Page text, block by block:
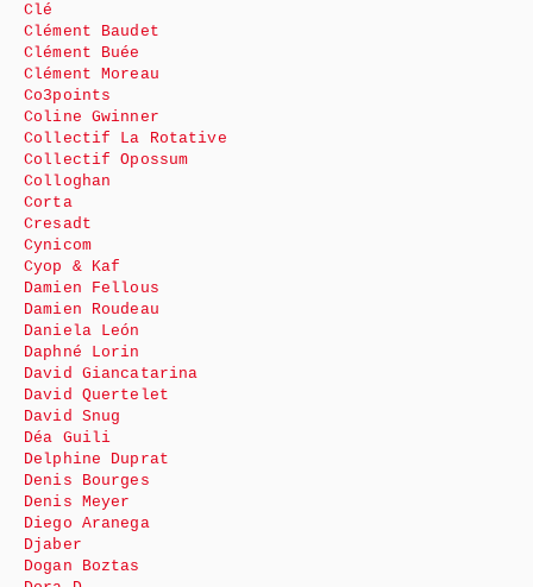
Clé
Clément Baudet
Clément Buée
Clément Moreau
Co3points
Coline Gwinner
Collectif La Rotative
Collectif Opossum
Colloghan
Corta
Cresadt
Cynicom
Cyop & Kaf
Damien Fellous
Damien Roudeau
Daniela León
Daphné Lorin
David Giancatarina
David Quertelet
David Snug
Déa Guili
Delphine Duprat
Denis Bourges
Denis Meyer
Diego Aranega
Djaber
Dogan Boztas